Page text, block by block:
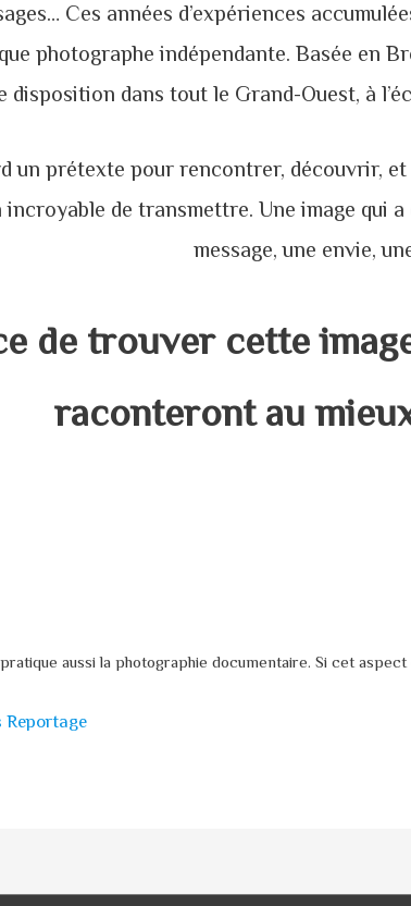
Ces années d’expériences
photographe indépendante. Basée en
disposition dans tout le Grand-Ouest, à
un prétexte pour rencontrer, découvrir,
de transmettre. Une image qui
message, une envie,
de trouver cette
raconteront au
pratique aussi la photographie documentaire. Si cet
Reportage